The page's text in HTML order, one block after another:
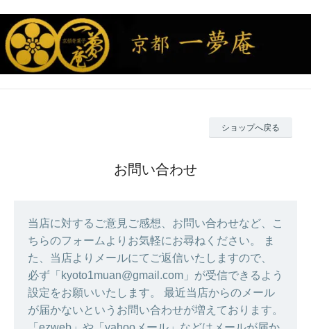
ショップへ戻る
お問い合わせ
当店に対するご意見ご感想、お問い合わせなど、こ
ちらのフォームよりお気軽にお尋ねください。 ま
た、当店よりメールにてご返信いたしますので、
必ず「kyoto1muan@gmail.com」が受信できるよう
設定をお願いいたします。 最近当店からのメール
が届かないというお問い合わせが増えております。